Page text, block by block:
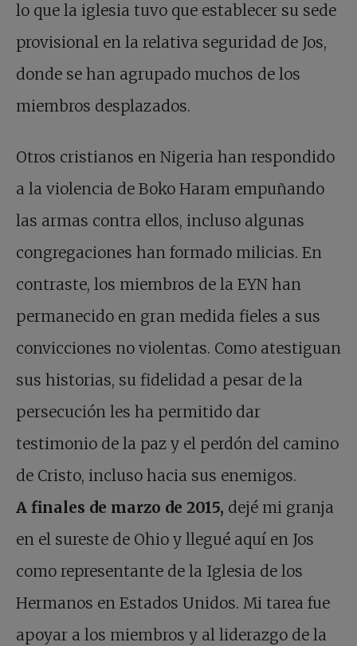
lo que la iglesia tuvo que establecer su sede
provisional en la relativa seguridad de Jos,
donde se han agrupado muchos de los
miembros desplazados.
Otros cristianos en Nigeria han respondido
a la violencia de Boko Haram empuñando
las armas contra ellos, incluso algunas
congregaciones han formado milicias. En
contraste, los miembros de la EYN han
permanecido en gran medida fieles a sus
convicciones no violentas. Como atestiguan
sus historias, su fidelidad a pesar de la
persecución les ha permitido dar
testimonio de la paz y el perdón del camino
de Cristo, incluso hacia sus enemigos.
A finales de marzo de 2015, dejé mi granja
en el sureste de Ohio y llegué aquí en Jos
como representante de la Iglesia de los
Hermanos en Estados Unidos. Mi tarea fue
apoyar a los miembros y al liderazgo de la